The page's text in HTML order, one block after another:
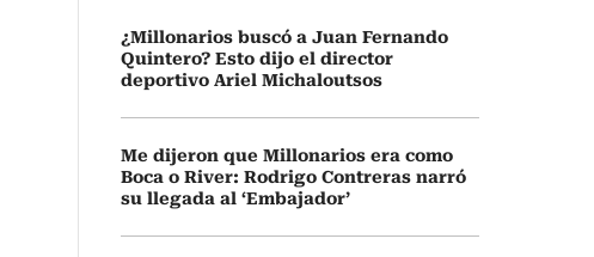
¿Millonarios buscó a Juan Fernando
Quintero? Esto dijo el director
deportivo Ariel Michaloutsos
Me dijeron que Millonarios era como
Boca o River: Rodrigo Contreras narró
su llegada al ‘Embajador’